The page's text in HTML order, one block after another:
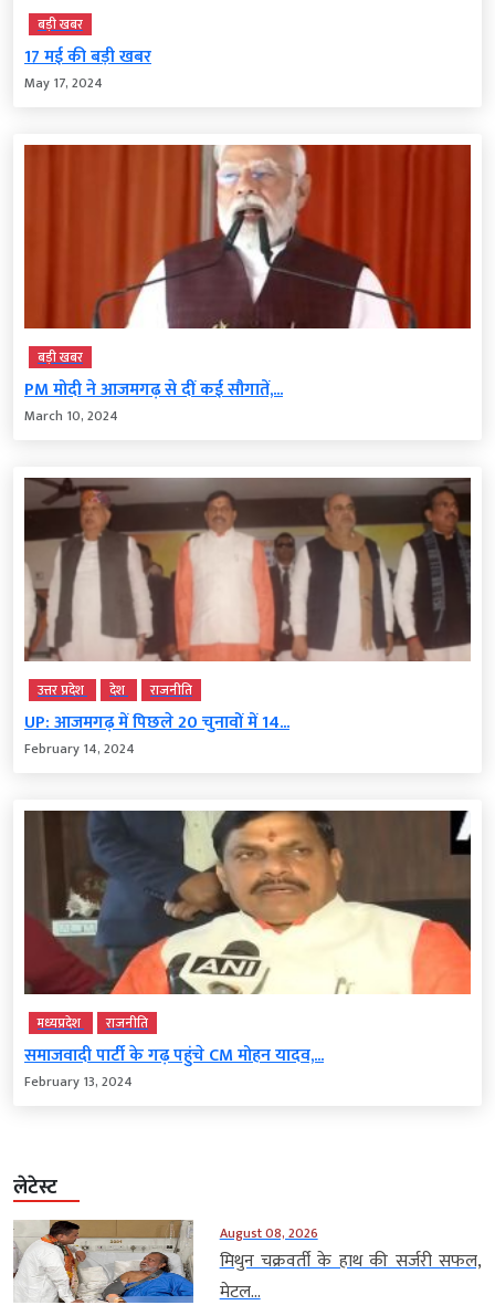
बड़ी खबर
17 मई की बड़ी खबर
May 17, 2024
बड़ी खबर
PM मोदी ने आजमगढ़ से दीं कई सौगातें,...
March 10, 2024
उत्तर प्रदेश देश राजनीति
UP: आजमगढ़ में पिछले 20 चुनावों में 14...
February 14, 2024
मध्‍यप्रदेश राजनीति
समाजवादी पार्टी के गढ़ पहुंचे CM मोहन यादव,...
February 13, 2024
लेटेस्ट
August 08, 2026
मिथुन चक्रवर्ती के हाथ की सर्जरी सफल,
मेटल...